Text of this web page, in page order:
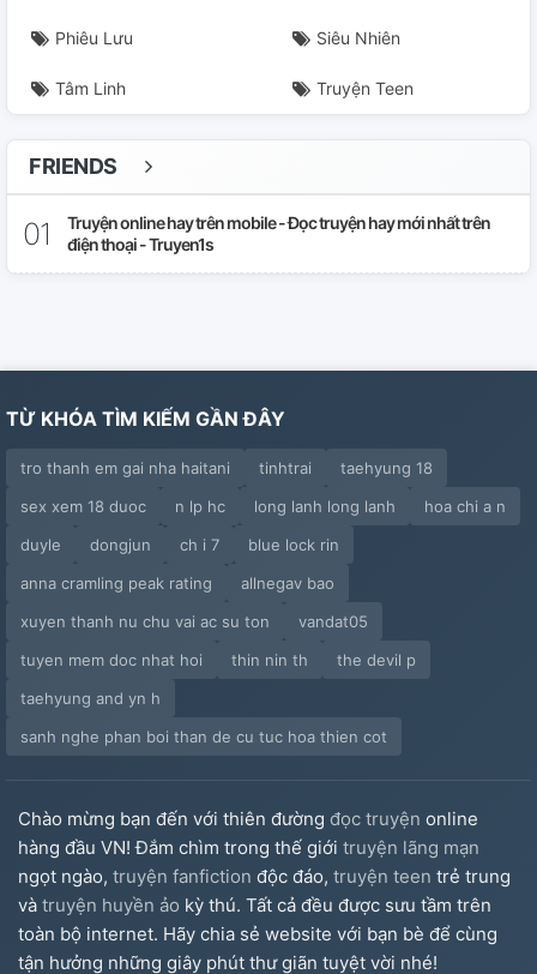
Phiêu Lưu Siêu Nhiên
Tâm Linh Truyện Teen
FRIENDS
Truyện online hay trên mobile - Đọc truyện hay mới nhất trên
điện thoại - Truyen1s
TỪ KHÓA TÌM KIẾM GẦN ĐÂY
tro thanh em gai nha haitani tinhtrai
taehyung 18
sex xem 18 duoc
n lp hc long lanh long lanh
hoa chi a n
duyle
dongjun ch i 7
blue lock rin
anna cramling peak rating
allnegav bao
xuyen thanh nu chu vai ac su ton
vandat05
tuyen mem doc nhat hoi
thin nin th
the devil p
taehyung and yn h
sanh nghe phan boi than de cu tuc hoa thien cot
Chào mừng bạn đến với thiên đường đọc truyện online
hàng đầu VN! Đắm chìm trong thế giới truyện lãng mạn
ngọt ngào, truyện fanfiction độc đáo, truyện teen trẻ trung
và truyện huyền ảo kỳ thú. Tất cả đều được sưu tầm trên
toàn bộ internet. Hãy chia sẻ website với bạn bè để cùng
tận hưởng những giây phút thư giãn tuyệt vời nhé!